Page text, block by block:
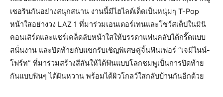
เซอรินกันอย่างสนุกสนาน งานนี้มีไฮไลต์เด็ดเป็นหนุ่มๆ T-Pop
หน้าใสอย่างวง LAZ 1 ที่มาร่วมเอนเตอร์เทนและโชว์สเต็ปในมินิ
คอนเสิร์ตและแชร์เคล็ดลับหน้าใสให้บรรดาแฟนคลับได้กรี๊ดแบบ
สนั่นงาน และปิดท้ายกับแขกรับเชิญพิเศษคู่จิ้นฟินเฟอร์ “เจมีไนน์-
โฟร์ท” ที่มาร่วมสร้างสีสันให้ได้ฟินแบบโลกชมพูเป็นการปิดท้าย
กันแบบฟินๆ ได้ฝันหวาน พร้อมได้ผิวโกลว์ใสกลับบ้านกันอีกด้วย